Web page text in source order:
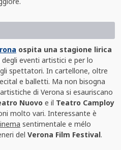
ospita una stagione lirica
eventi artistici e per lo
spettatori. In cartellone, oltre
e balletti. Ma non bisogna
di Verona si esauriscano
Nuovo e il Teatro Camploy
molto vari. Interessante è
sentimentale e mélo
del Verona Film Festival.